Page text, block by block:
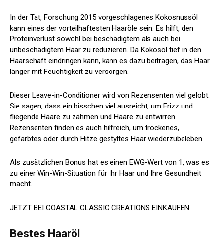
In der Tat, Forschung 2015 vorgeschlagenes Kokosnussöl
kann eines der vorteilhaftesten Haaröle sein. Es hilft, den
Proteinverlust sowohl bei beschädigtem als auch bei
unbeschädigtem Haar zu reduzieren. Da Kokosöl tief in den
Haarschaft eindringen kann, kann es dazu beitragen, das Haar
länger mit Feuchtigkeit zu versorgen.
Dieser Leave-in-Conditioner wird von Rezensenten viel gelobt.
Sie sagen, dass ein bisschen viel ausreicht, um Frizz und
fliegende Haare zu zähmen und Haare zu entwirren.
Rezensenten finden es auch hilfreich, um trockenes,
gefärbtes oder durch Hitze gestyltes Haar wiederzubeleben.
Als zusätzlichen Bonus hat es einen EWG-Wert von 1, was es
zu einer Win-Win-Situation für Ihr Haar und Ihre Gesundheit
macht.
JETZT BEI COASTAL CLASSIC CREATIONS EINKAUFEN
Bestes Haaröl